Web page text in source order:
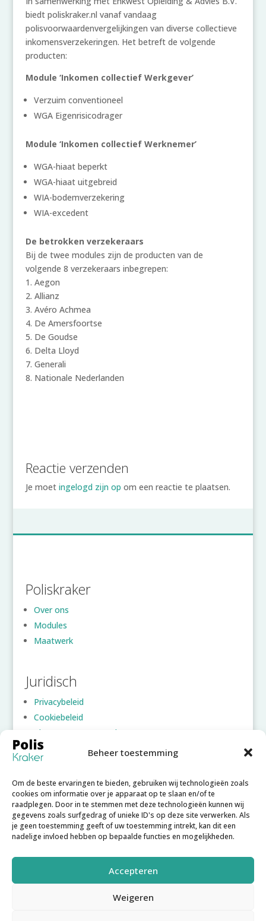
Beheer toestemming
Om de beste ervaringen te bieden, gebruiken wij technologieën zoals
cookies om informatie over je apparaat op te slaan en/of te
raadplegen. Door in te stemmen met deze technologieën kunnen wij
gegevens zoals surfgedrag of unieke ID's op deze site verwerken. Als
je geen toestemming geeft of uw toestemming intrekt, kan dit een
nadelige invloed hebben op bepaalde functies en mogelijkheden.
Accepteren
Weigeren
biedt poliskraker.nl vanaf vandaag
polisvoorwaardenvergelijkingen van diverse collectieve
inkomensverzekeringen. Het betreft de volgende
producten:
Module ‘Inkomen collectief Werkgever’
Verzuim conventioneel
WGA Eigenrisicodrager
Module ‘Inkomen collectief Werknemer’
WGA-hiaat beperkt
WGA-hiaat uitgebreid
WIA-bodemverzekering
WIA-excedent
De betrokken verzekeraars
Bij de twee modules zijn de producten van de
volgende 8 verzekeraars inbegrepen:
1. Aegon
2. Allianz
3. Avéro Achmea
4. De Amersfoortse
5. De Goudse
6. Delta Lloyd
7. Generali
8. Nationale Nederlanden
Reactie verzenden
Je moet ingelogd zijn op om een reactie te plaatsen.
Poliskraker
Over ons
Modules
Maatwerk
Juridisch
Privacybeleid
Cookiebeleid
Algemene voorwaarden
Inloggen
Account aanmaken
Wachtwoord vergeten